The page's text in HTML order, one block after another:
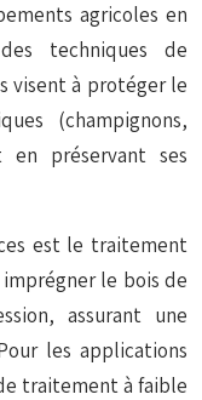
agricoles en
techniques de
visent à protéger le
(champignons,
préservant ses
est le traitement
le bois de
assurant une
les applications
traitement à faible